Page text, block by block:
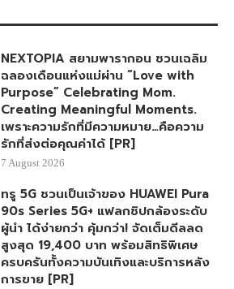
NEXTOPIA สยามพารากอน ชวนเฉลิม
ฉลองเดือนแห่งแม่ผ่าน “Love with
Purpose” Celebrating Mom.
Creating Meaningful Moments.
เพราะความรักที่มีความหมาย…คือความ
รักที่ส่งต่อคุณค่าได้ [PR]
7 August 2026
ทรู 5G ชวนเป็นเจ้าของ HUAWEI Pura
90s Series 5G+ แฟลกชิปกล้องระดับ
ผู้นำ ได้ง่ายกว่า คุ้มกว่า! จัดเต็มดีลลด
สูงสุด 19,400 บาท พร้อมสิทธิพิเศษ
ครบครันทั้งความบันเทิงและบริการหลัง
การขาย [PR]